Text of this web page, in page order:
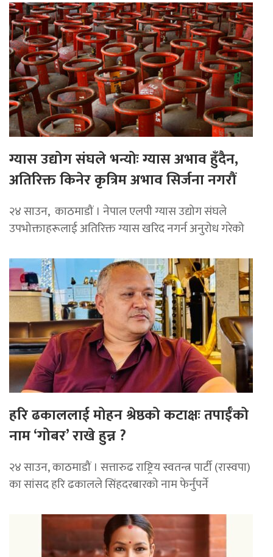
ग्यास उद्योग संघले भन्योः ग्यास अभाव हुँदैन,
अतिरिक्त किनेर कृत्रिम अभाव सिर्जना नगरौं
२४ साउन, काठमाडौं । नेपाल एलपी ग्यास उद्योग संघले
उपभोक्ताहरूलाई अतिरिक्त ग्यास खरिद नगर्न अनुरोध गरेको
हरि ढकाललाई मोहन श्रेष्ठको कटाक्षः तपाईँको
नाम ‘गोबर’ राखे हुन्न ?
२४ साउन, काठमाडौं । सत्तारुढ राष्ट्रिय स्वतन्त्र पार्टी (रास्वपा)
का सांसद हरि ढकालले सिंहदरबारको नाम फेर्नुपर्ने